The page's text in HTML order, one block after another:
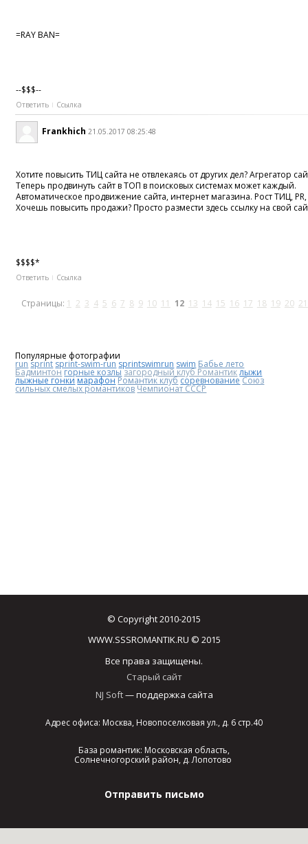
=RAY BAN=
--$$$--
Ответить Ссылка
Frankhich 21.05.2017 08:25:48
Хотите повысить ТИЦ сайта не отвлекаясь от других дел? Агрегатор
Теперь продвинуть сайт в ТОП в поисковых системах может каждый.
Автоматическое продвижение сайта, интернет магазина. Рост ТИЦ,
Хочешь повысить продажи? Просто размести здесь ссылку на свой
$$$$*
Ответить Ссылка
Страницы: 1 2 3 4 5 6 7 8 9 10 11 12 13 14 15 16 17 18 19 20 21
Популярные фотографии
run sprint sprint-swim-run sprintswimrun swim Бабье лето
Бадминтонгорные козлы загородный клуб Романтиклыжи
лыжные гонки марафонРомантик клубсоревнованиеСоюз
сильных смелых романтиковЧемпионат СССР
© Copyright 2010-2015
WWW.SSSROMANTIK.RU © 2015
Все права защищены.
Старый сайт
NJ Soft— поддержка сайта
Адрес офиса: Москва, Новопоселковая ул., д. 6 стр.40
База романтик: Московская область,
Солнечногорский район, д. Лопотово
Отправить письмо